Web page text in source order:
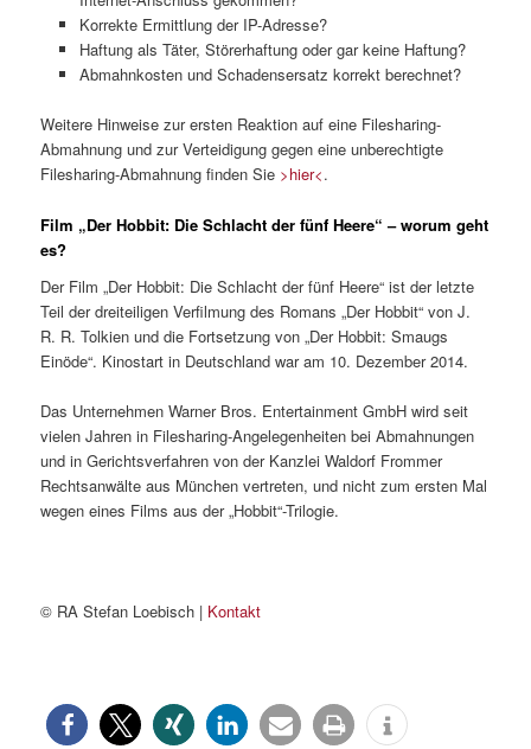
Korrekte Ermittlung der IP-Adresse?
Haftung als Täter, Störerhaftung oder gar keine Haftung?
Abmahnkosten und Schadensersatz korrekt berechnet?
Weitere Hinweise zur ersten Reaktion auf eine Filesharing-
Abmahnung und zur Verteidigung gegen eine unberechtigte
Filesharing-Abmahnung finden Sie >hier<.
Film „Der Hobbit: Die Schlacht der fünf Heere“ – worum geht
es?
Der Film „Der Hobbit: Die Schlacht der fünf Heere“ ist der letzte
Teil der dreiteiligen Verfilmung des Romans „Der Hobbit“ von J.
R. R. Tolkien und die Fortsetzung von „Der Hobbit: Smaugs
Einöde“. Kinostart in Deutschland war am 10. Dezember 2014.
Das Unternehmen Warner Bros. Entertainment GmbH wird seit
vielen Jahren in Filesharing-Angelegenheiten bei Abmahnungen
und in Gerichtsverfahren von der Kanzlei Waldorf Frommer
Rechtsanwälte aus München vertreten, und nicht zum ersten Mal
wegen eines Films aus der „Hobbit“-Trilogie.
© RA Stefan Loebisch | Kontakt